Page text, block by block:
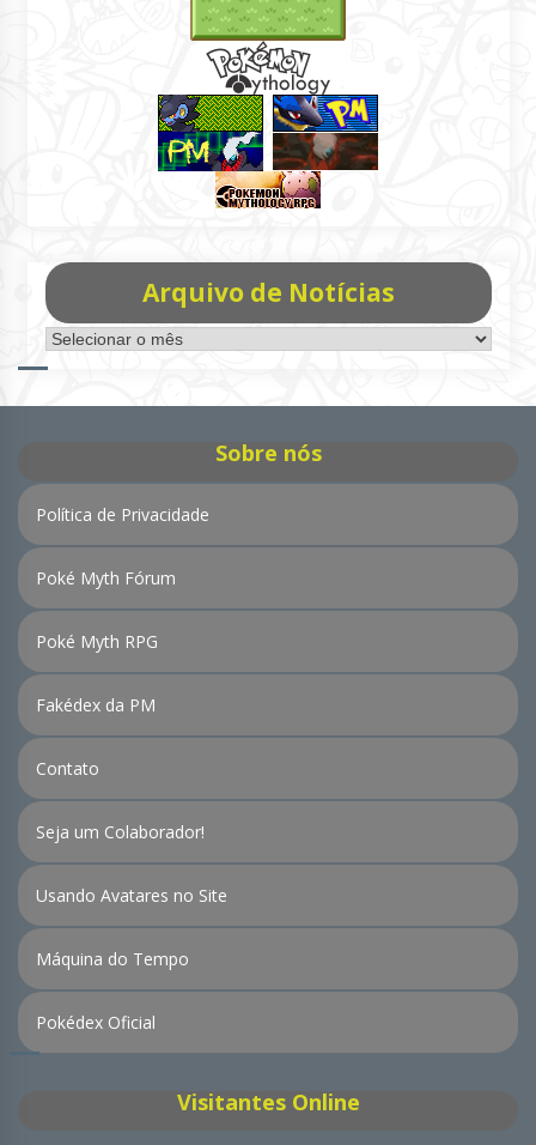
Arquivo de Notícias
Arquivo
de
Sobre nós
Política de Privacidade
Poké Myth Fórum
Poké Myth RPG
Fakédex da PM
Contato
Seja um Colaborador!
Usando Avatares no Site
Máquina do Tempo
Pokédex Oficial
Visitantes Online